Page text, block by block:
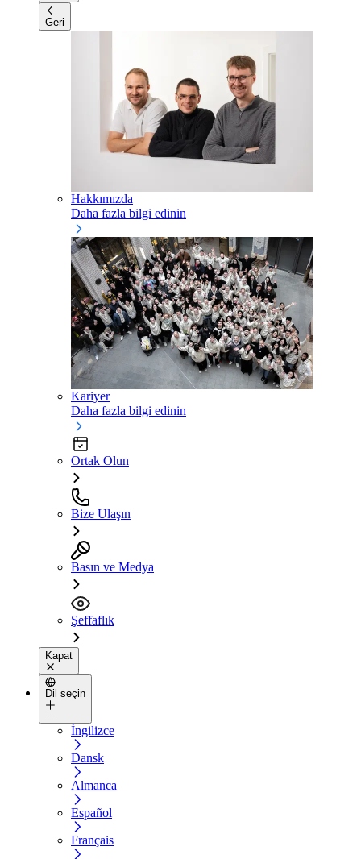
Geri
Hakkımızda
Daha fazla bilgi edinin
Kariyer
Daha fazla bilgi edinin
Ortak Olun
Bize Ulaşın
Basın ve Medya
Şeffaflık
Kapat
Dil seçin
İngilizce
Dansk
Almanca
Español
Français